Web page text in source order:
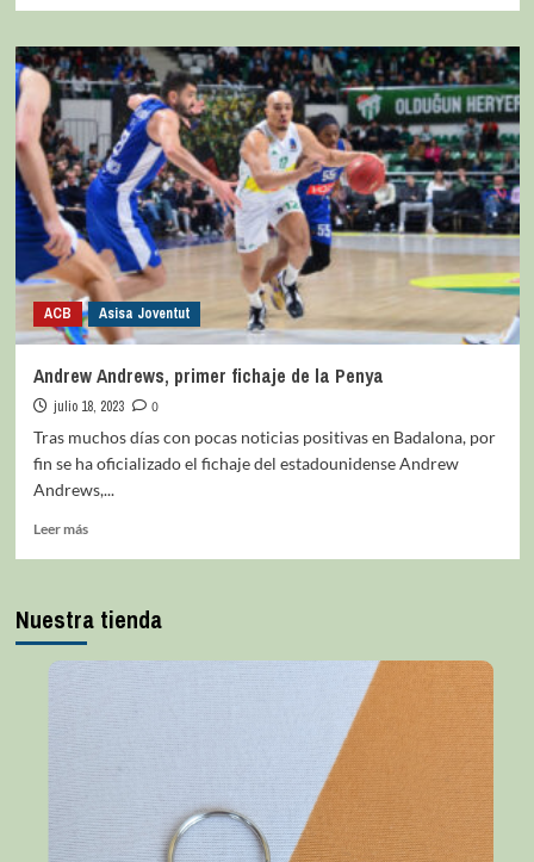
ACB Asisa Joventut
Andrew Andrews, primer fichaje de la Penya
julio 18, 2023
0
Tras muchos días con pocas noticias positivas en Badalona, por
fin se ha oficializado el fichaje del estadounidense Andrew
Andrews,...
Leer más
Nuestra tienda